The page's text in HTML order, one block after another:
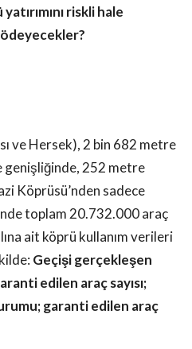
riskli hale
ve Hersek), 2 bin 682 metre
genişliğinde, 252 metre
Köprüsü’nden sadece
toplam 20.732.000 araç
ait köprü kullanım verileri
Geçişi gerçekleşen
edilen araç sayısı;
garanti edilen araç